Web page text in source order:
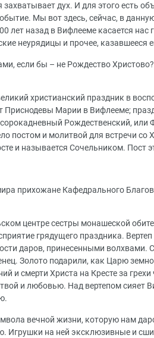
захватывает дух. И для этого есть
Мы вот здесь, сейчас, в
лет назад в Вифлееме касается
неурядицы и прочее,
если бы – не Рождество
христианский праздник в
Приснодевы Марии в Вифлееме;
Рождественский,
постом и молитвой для встречи со
и называется Сочельником. Пост
прихожане Кафедрального
центре сестры монашеской
грядущего праздника.
даров, принесенными
Золото подарили, как Царю
и смерти Христа на Кресте за
и любовью. Над вертепом сияет
вечной жизни, которую нам
Игрушки на ней эксклюзивные и